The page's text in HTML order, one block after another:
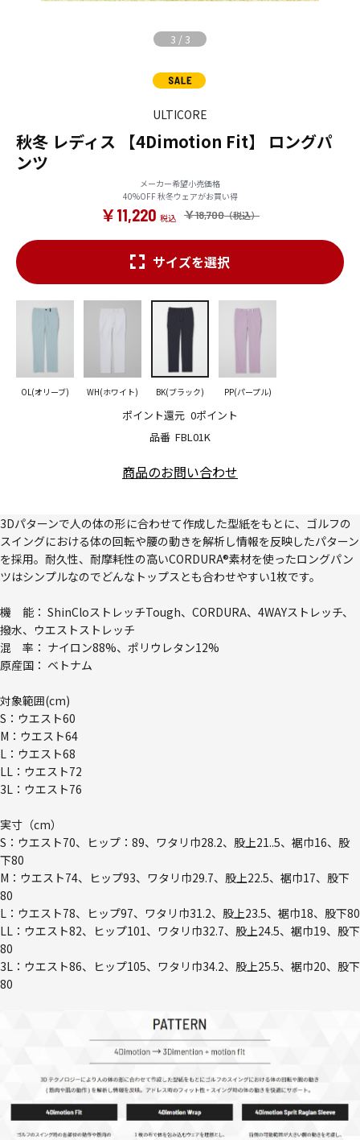
3 / 3
ULTICORE
秋冬 レディス 【4Dimotion Fit】 ロングパ
ンツ
メーカー希望小売価格
40%OFF 秋冬ウェアがお買い得
￥18,700
￥11,220
品番 FBL01K
ポイント還元 0ポイント
サイズを選択
OL(オリーブ) WH(ホワイト) BK(ブラック) PP(パープル)
商品のお問い合わせ
3Dパターンで人の体の形に合わせて作成した型紙をもとに、ゴルフの
スイングにおける体の回転や腰の動きを解析し情報を反映したパターン
を採用。耐久性、耐摩耗性の高いCORDURA®素材を使ったロングパン
ツはシンプルなのでどんなトップスとも合わせやすい1枚です。
機 能： ShinCloストレッチTough、CORDURA、4WAYストレッチ、
撥水、ウエストストレッチ
混 率： ナイロン88%、ポリウレタン12%
原産国： ベトナム
対象範囲(cm)
S：ウエスト60
M：ウエスト64
L：ウエスト68
LL：ウエスト72
3L：ウエスト76
実寸（cm）
S：ウエスト70、ヒップ：89、ワタリ巾28.2、股上21..5、裾巾16、股
下80
M：ウエスト74、ヒップ93、ワタリ巾29.7、股上22.5、裾巾17、股下
80
L：ウエスト78、ヒップ97、ワタリ巾31.2、股上23.5、裾巾18、股下80
LL：ウエスト82、ヒップ101、ワタリ巾32.7、股上24.5、裾巾19、股下
80
3L：ウエスト86、ヒップ105、ワタリ巾34.2、股上25.5、裾巾20、股下
80